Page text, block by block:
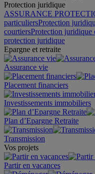
Protection juridique
ASSURANCE
particuliersProtection
courtiersProtection juridique
protection juridique
Epargne et retraite
Assurance vie
Placement financiers
Investissements immobiliers
Plan d’Epargne Retraite
Transmission
Vos projets
Partir en vacances